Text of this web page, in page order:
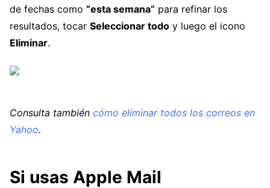
de fechas como “esta semana” para refinar los
resultados, tocar Seleccionar todo y luego el icono
Eliminar.
Consulta también cómo eliminar todos los correos en
Yahoo.
Si usas Apple Mail